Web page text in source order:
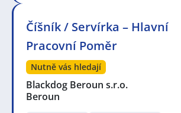
Číšník / Servírka – Hlavní
Pracovní Poměr
Nutně vás hledají
Blackdog Beroun s.r.o.
Beroun